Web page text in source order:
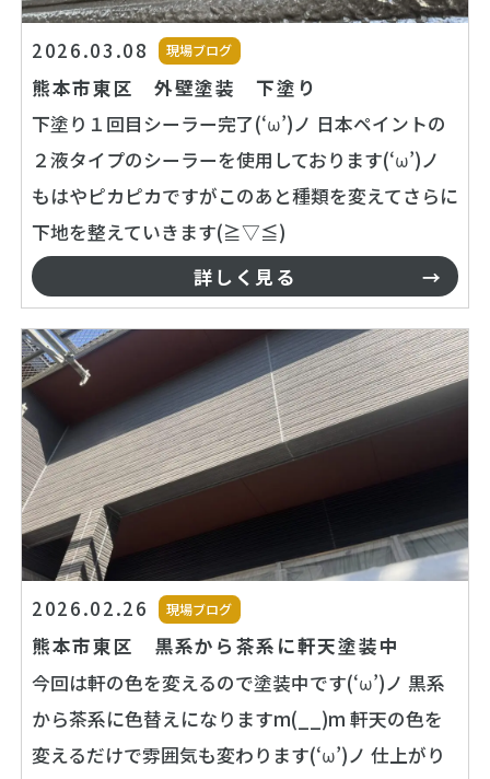
2026.03.08 現場ブログ
熊本市東区 外壁塗装 下塗り
下塗り１回目シーラー完了(‘ω’)ノ 日本ペイントの
２液タイプのシーラーを使用しております(‘ω’)ノ
もはやピカピカですがこのあと種類を変えてさらに
下地を整えていきます(≧▽≦)
詳しく見る
2026.02.26 現場ブログ
熊本市東区 黒系から茶系に軒天塗装中
今回は軒の色を変えるので塗装中です(‘ω’)ノ 黒系
から茶系に色替えになりますm(__)m 軒天の色を
変えるだけで雰囲気も変わります(‘ω’)ノ 仕上がり